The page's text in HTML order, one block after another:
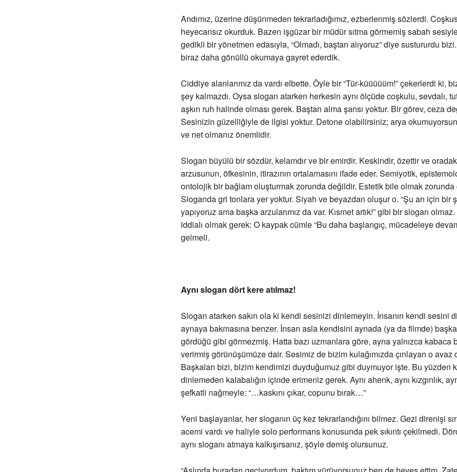
Andımız, üzerine düşünmeden tekrarladığımız, ezberlenmiş sözlerdi.
heyecansız okurduk. Bazen işgüzar bir müdür sıtma görmemiş sabah
gedikli bir yönetmen edasıyla, “Olmadı, baştan alıyoruz” diye sustururdu
biraz daha gönüllü okumaya gayret ederdik.
Ciddiye alanlarımız da vardı elbette. Öyle bir “Tür-küüüüüm!” çekerlerdi ki,
şey kalmazdı. Oysa slogan atarken herkesin aynı ölçüde coşkulu, sevdalı,
aşkın ruh halinde olması gerek. Baştan alma şansı yoktur. Bir görev, ceza
Sesinizin güzelliğiyle de ilgisi yoktur. Detone olabilirsiniz; arya
ve net olmanız önemlidir.
Slogan büyülü bir sözdür, kelamdır ve bir emirdir. Keskindir, özettir ve
arzusunun, öfkesinin, itirazının ortalamasını ifade eder. Semiyotik,
ontolojik bir bağlam oluşturmak zorunda değildir. Estetik bile olmak zorunda
Sloganda gri tonlara yer yoktur. Siyah ve beyazdan oluşur o. “Şu an için bir
yapıyoruz ama başka arzularımız da var. Kısmet artık!” gibi bir slogan
iddialı olmak gerek: O kaypak cümle “Bu daha başlangıç, mücadeleye
gelmeli.
Aynı slogan dört kere atılmaz!
Slogan atarken sakın ola ki kendi sesinizi dinlemeyin. İnsanın kendi sesini
aynaya bakmasına benzer. İnsan asla kendisini aynada (ya da filmde)
gördüğü gibi görmezmiş. Hatta bazı uzmanlara göre, ayna yalnızca kabaca
verirmiş görünüşümüze dair. Sesimiz de bizim kulağımızda çınlayan o avaz
Başkaları bizi, bizim kendimizi duyduğumuz gibi duymuyor işte. Bu yüzden
dinlemeden kalabalığın içinde erimeniz gerek. Aynı ahenk, aynı kızgınlık,
şefkatli nağmeyle: “…kaskını çıkar, copunu bırak…”
Yeni başlayanlar, her sloganın üç kez tekrarlandığını bilmez. Gezi direnişi
acemi vardı ve haliyle solo performans konusunda pek sıkıntı çekilmedi.
aynı sloganı atmaya kalkışırsanız, şöyle demiş olursunuz.